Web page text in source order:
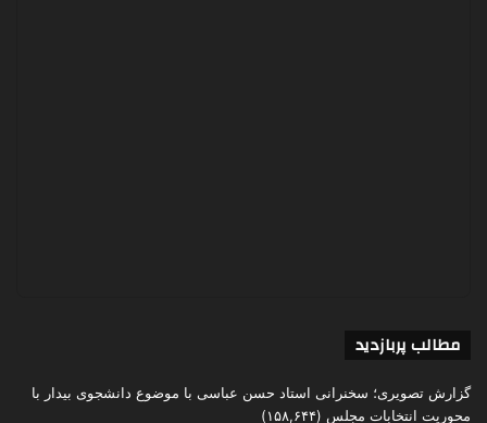
مطالب پربازدید
گزارش تصویری؛ سخنرانی استاد حسن عباسی با موضوع دانشجوی بیدار با
محوریت انتخابات مجلس (۱۵۸,۶۴۴)